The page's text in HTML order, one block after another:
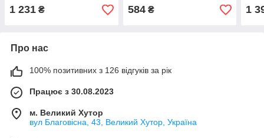
1 231 ₴ 584₴ 1
Про нас
100% позитивних з 126 відгуків за рік
Працює з 30.08.2023
м. Великий Хутор
вул Благовісна, 43, Великий Хутор, Україна